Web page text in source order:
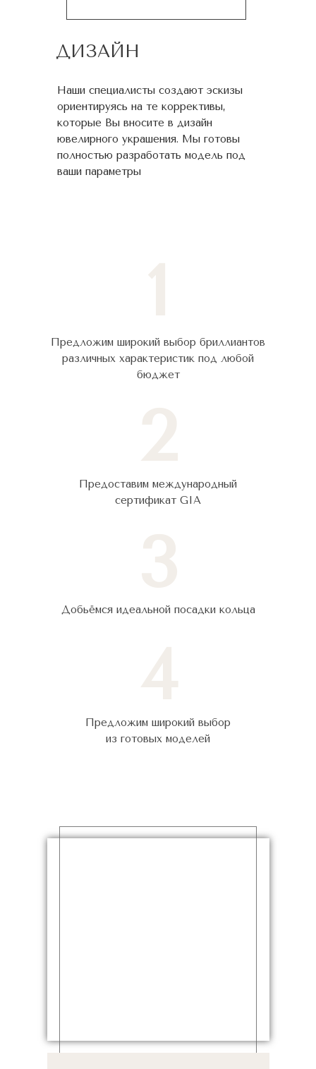
ДИЗАЙН
Наши специалисты создают эскизы
ориентируясь на те коррективы,
которые Вы вносите в дизайн
ювелирного украшения. Мы готовы
полностью разработать модель под
ваши параметры
Предложим широкий выбор бриллиантов
различных характеристик под любой
бюджет
Предоставим международный
сертификат GIA
Добьёмся идеальной посадки кольца
Предложим широкий выбор
из готовых моделей